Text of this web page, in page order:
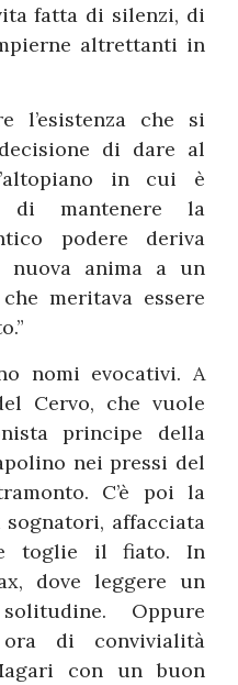
fatta di silenzi, di
altrettanti in
l’esistenza che si
di dare al
in cui è
di mantenere la
podere deriva
anima a un
meritava essere
nomi evocativi. A
Cervo, che vuole
principe della
nei pressi del
C’è poi la
affacciata
toglie il fiato. In
dove leggere un
Oppure
di convivialità
con un buon